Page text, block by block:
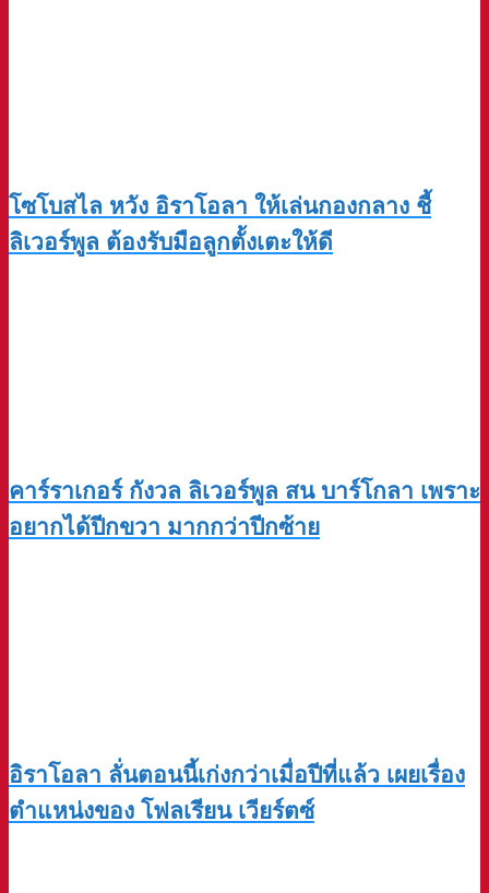
โซโบสไล หวัง อิราโอลา ให้เล่นกองกลาง ชี้
ลิเวอร์พูล ต้องรับมือลูกตั้งเตะให้ดี
คาร์ราเกอร์ กังวล ลิเวอร์พูล สน บาร์โกลา เพราะ
อยากได้ปีกขวา มากกว่าปีกซ้าย
อิราโอลา ลั่นตอนนี้เก่งกว่าเมื่อปีที่แล้ว เผยเรื่อง
ตำแหน่งของ โฟลเรียน เวียร์ตซ์